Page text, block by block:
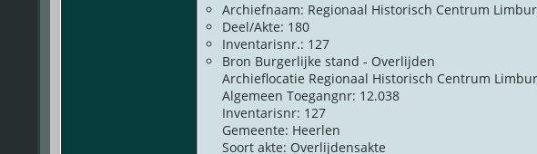
Archiefnaam: Regionaal Historisch Centrum
Deel/Akte: 180
Inventarisnr.: 127
Bron Burgerlijke stand - Overlijden
Archieflocatie Regionaal Historisch Centrum
Algemeen Toegangnr: 12.038
Inventarisnr: 127
Gemeente: Heerlen
Soort akte: Overlijdensakte